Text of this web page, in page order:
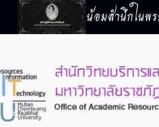
น้อมสำนึกในพ